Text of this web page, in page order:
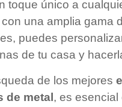
toque único a
una amplia gama
puedes
de tu casa y
de los mejores
de metal , es